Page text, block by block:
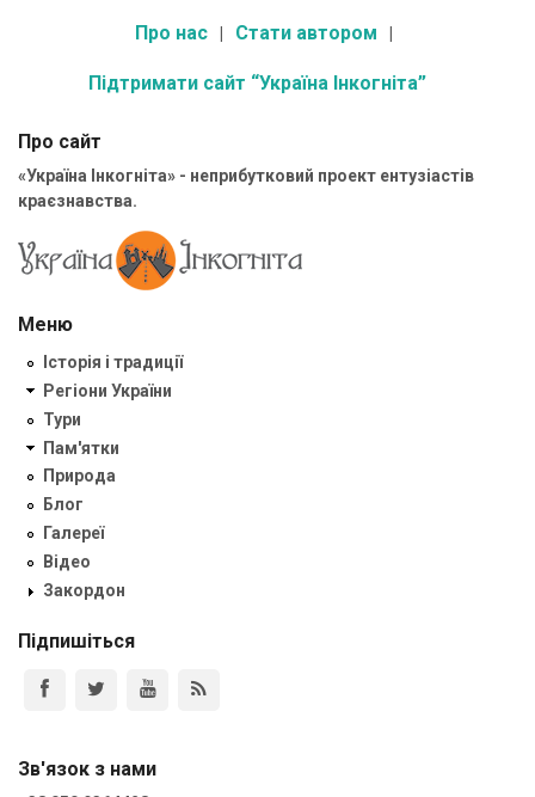
Про нас Стати автором
Підтримати сайт “Україна Інкогніта”
Про сайт
«Україна Інкогніта» - неприбутковий проект ентузіастів
краєзнавства.
Меню
Історія і традиції
Регіони України
Тури
Пам'ятки
Природа
Блог
Галереї
Відео
Закордон
Підпишіться
Зв'язок з нами